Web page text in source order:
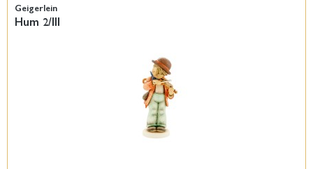
Geigerlein
Hum 2/III